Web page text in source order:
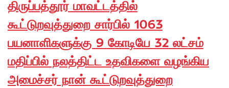
திருப்பத்தூர் மாவட்டத்தில்
கூட்டுறவுத்துறை சார்பில் 1063
பயனாளிகளுக்கு 9 கோடியே 32 லட்சம்
மதிப்பில் நலத்திட்ட உதவிகளை வழங்கிய
அமைச்சர் நான் கூட்டுறவுத்துறை